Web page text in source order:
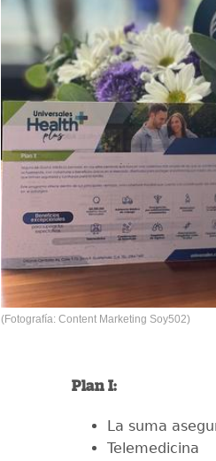
(Fotografía: Content Marketing Soy502)
Plan I:
La suma
Telemedicina